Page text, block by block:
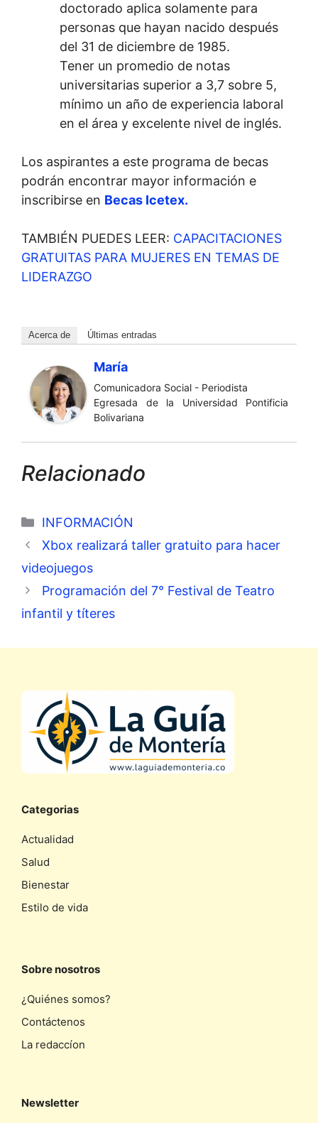
doctorado aplica solamente para
personas que hayan nacido después
del 31 de diciembre de 1985.
Tener un promedio de notas
universitarias superior a 3,7 sobre 5,
mínimo un año de experiencia laboral
en el área y excelente nivel de inglés.
Los aspirantes a este programa de becas
podrán encontrar mayor información e
inscribirse en Becas Icetex.
TAMBIÉN PUEDES LEER: CAPACITACIONES
GRATUITAS PARA MUJERES EN TEMAS DE
LIDERAZGO
Acerca de Últimas entradas
María
Comunicadora Social - Periodista
Egresada de la Universidad Pontificia
Bolivariana
Relacionado
Categorías
INFORMACIÓN
Xbox realizará taller gratuito para hacer
videojuegos
Programación del 7° Festival de Teatro
infantil y títeres
Categorias
Actualidad
Salud
Bienestar
Estilo de vida
Sobre nosotros
¿Quiénes somos?
Contáctenos
La redaccíon
Newsletter